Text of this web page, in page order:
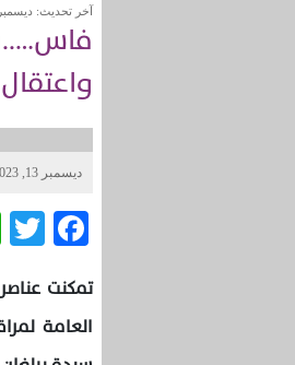
آخر تحديث: ديسمبر 13, 2023 - 8:14 م
ديسمبر 13, 2023 - 8:14 م
تمكنت